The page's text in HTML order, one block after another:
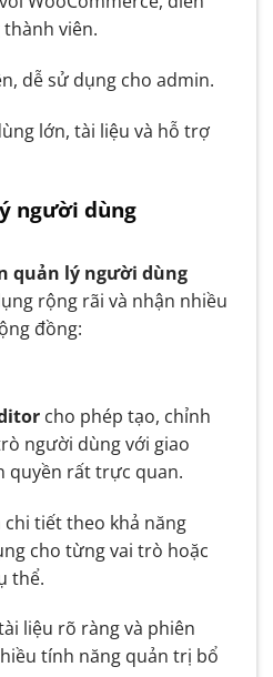
viên.
dễ sử dụng cho admin.
lớn, tài liệu và hỗ trợ
người dùng
quản lý người dùng
rộng rãi và nhận nhiều
đồng:
cho phép tạo, chỉnh
người dùng với giao
quyền rất trực quan.
tiết theo khả năng
cho từng vai trò hoặc
thể.
liệu rõ ràng và phiên
tính năng quản trị bổ